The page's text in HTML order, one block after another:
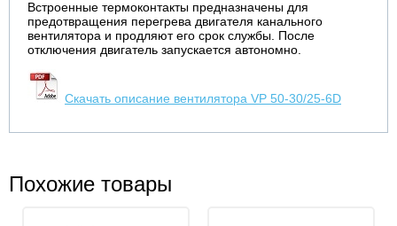
Встроенные термоконтакты предназначены для
предотвращения перегрева двигателя канального
вентилятора и продляют его срок службы. После
отключения двигатель запускается автономно.
Скачать описание вентилятора VP 50-30/25-6D
Похожие товары